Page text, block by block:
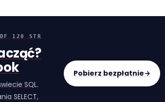
120 STR
SQL.
SELECT,
Pobierz bezpłatnie→